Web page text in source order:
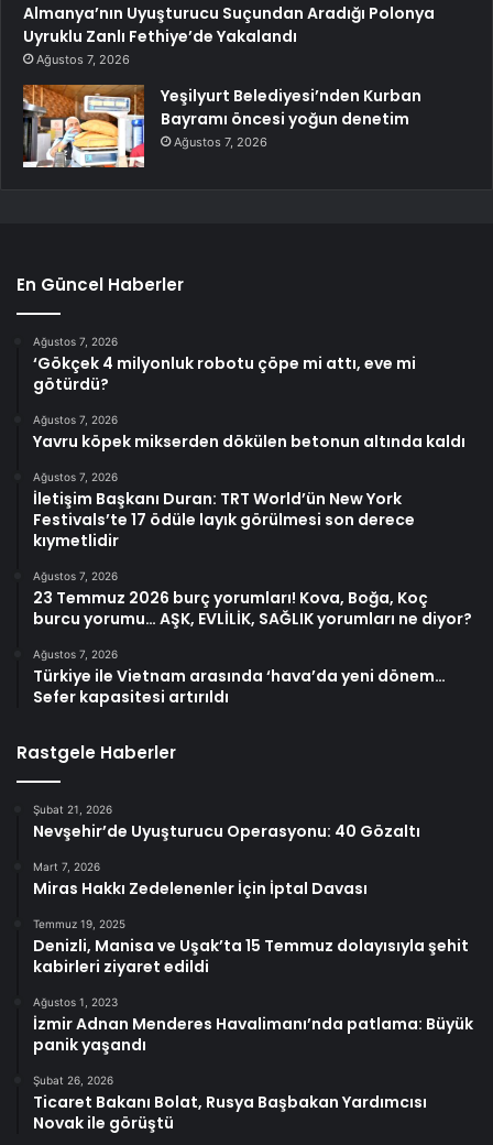
Almanya’nın Uyuşturucu Suçundan Aradığı Polonya
Uyruklu Zanlı Fethiye’de Yakalandı
Ağustos 7, 2026
Yeşilyurt Belediyesi’nden Kurban
Bayramı öncesi yoğun denetim
Ağustos 7, 2026
En Güncel Haberler
Ağustos 7, 2026
‘Gökçek 4 milyonluk robotu çöpe mi attı, eve mi
götürdü?
Ağustos 7, 2026
Yavru köpek mikserden dökülen betonun altında kaldı
Ağustos 7, 2026
İletişim Başkanı Duran: TRT World’ün New York
Festivals’te 17 ödüle layık görülmesi son derece
kıymetlidir
Ağustos 7, 2026
23 Temmuz 2026 burç yorumları! Kova, Boğa, Koç
burcu yorumu… AŞK, EVLİLİK, SAĞLIK yorumları ne diyor?
Ağustos 7, 2026
Türkiye ile Vietnam arasında ‘hava’da yeni dönem…
Sefer kapasitesi artırıldı
Rastgele Haberler
Şubat 21, 2026
Nevşehir’de Uyuşturucu Operasyonu: 40 Gözaltı
Mart 7, 2026
Miras Hakkı Zedelenenler İçin İptal Davası
Temmuz 19, 2025
Denizli, Manisa ve Uşak’ta 15 Temmuz dolayısıyla şehit
kabirleri ziyaret edildi
Ağustos 1, 2023
İzmir Adnan Menderes Havalimanı’nda patlama: Büyük
panik yaşandı
Şubat 26, 2026
Ticaret Bakanı Bolat, Rusya Başbakan Yardımcısı
Novak ile görüştü